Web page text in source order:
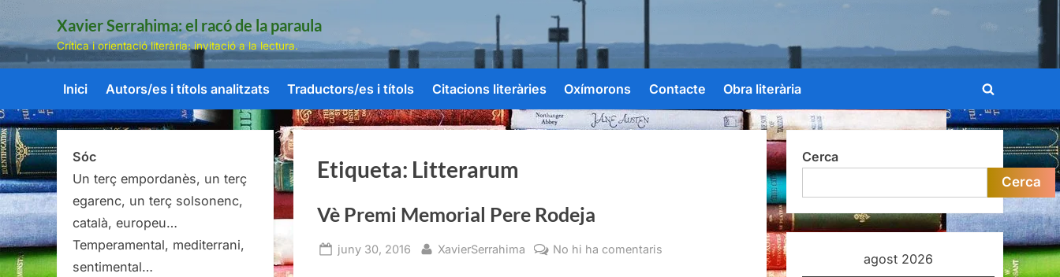
Skip
content
Xavier Serrahima: el racó de la paraula
Crítica i orientació literària: invitació a la lectura.
Inici Autors/es i títols analitzats Traductors/es i títols Citacions literàries Oxímorons Contacte Obra literària
Toggle
search
form
Etiqueta: Litterarum
Vè Premi Memorial Pere Rodeja
Posted
juny 30, 2016 By
XavierSerrahima No hi ha comentaris
Sóc
Un terç empordanès, un terç
egarenc, un terç solsonenc,
català, europeu…
Temperamental, mediterrani,
sentimental…
Cerca
Cerca
agost 2026